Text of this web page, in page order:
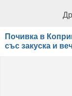
Почивка в
със закуска и